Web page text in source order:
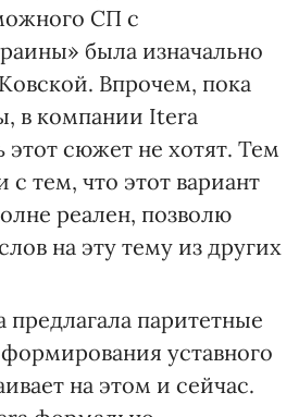
СП с
была изначально
Впрочем, пока
в компании Itera
этот сюжет не хотят. Тем
с тем, что этот вариант
реален, позволю
на эту тему из других
предлагала паритетные
уставного
на этом и сейчас.